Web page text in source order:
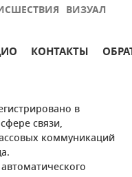
ВИЗУАЛ
КОНТАКТЫ
в
связи,
коммуникаций